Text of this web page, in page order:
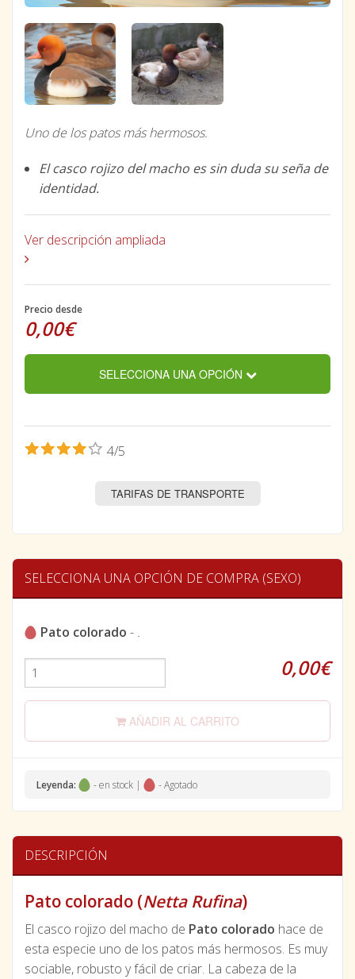
Uno de los patos más hermosos.
El casco rojizo del macho es sin duda su seña de
identidad.
Ver descripción ampliada
Precio desde
0,00€
SELECCIONA UNA OPCIÓN
4/5
TARIFAS DE TRANSPORTE
SELECCIONA UNA OPCIÓN DE COMPRA (SEXO)
Pato colorado - .
0,00€
AÑADIR AL CARRITO
Leyenda: - en stock | - Agotado
DESCRIPCIÓN
Pato colorado (Netta Rufina)
El casco rojizo del macho de Pato colorado hace de
esta especie uno de los patos más hermosos. Es muy
sociable, robusto y fácil de criar. La cabeza de la